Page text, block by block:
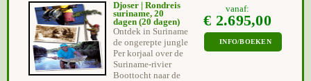
vanaf:
€ 2.695,00
INFO/BOEKEN
Djoser | Rondreis
suriname, 20
dagen (20 dagen)
Ontdek in Suriname
de ongerepte jungle
Per korjaal over de
Suriname-rivier
Boottocht naar de